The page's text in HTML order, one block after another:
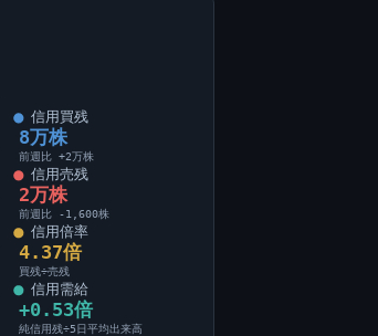
信用買残
8万株
前週比 +2万株
信用売残
2万株
前週比 -1,600株
信用倍率
4.37倍
買残÷売残
信用需給
+0.53倍
純信用残÷5日平均出来高